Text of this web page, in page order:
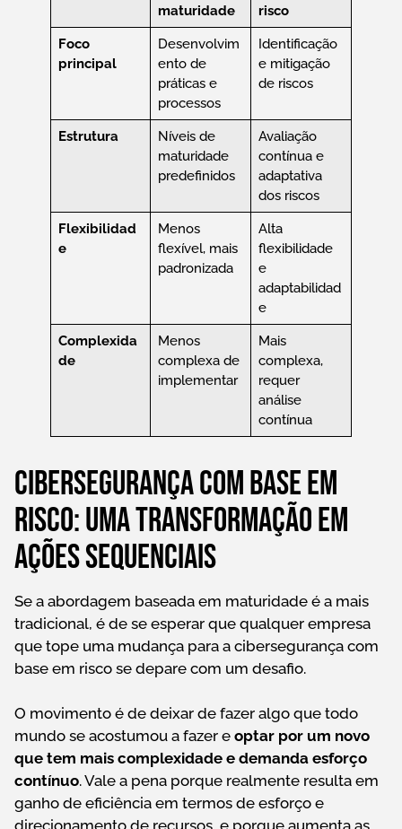
maturidade
risco
Foco
principal
Desenvolvim
ento de
práticas e
processos
Identificação
e mitigação
de riscos
Estrutura
Níveis de
maturidade
predefinidos
Avaliação
contínua e
adaptativa
dos riscos
Flexibilidad
e
Menos
flexível, mais
padronizada
Alta
flexibilidade
e
adaptabilidad
e
Complexida
de
Menos
complexa de
implementar
Mais
complexa,
requer
análise
contínua
Cibersegurança com base em
risco: uma transformação em
ações sequenciais
Se a abordagem baseada em maturidade é a mais
tradicional, é de se esperar que qualquer empresa
que tope uma mudança para a cibersegurança com
base em risco se depare com um desafio.
O movimento é de deixar de fazer algo que todo
mundo se acostumou a fazer e optar por um novo
que tem mais complexidade e demanda esforço
contínuo. Vale a pena porque realmente resulta em
ganho de eficiência em termos de esforço e